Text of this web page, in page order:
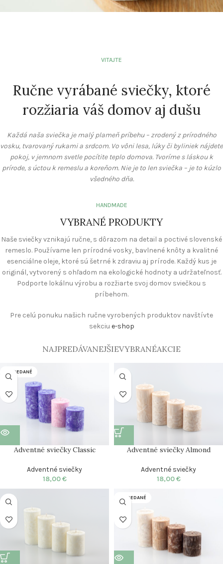
zobraziť viac
VITAJTE
Ručne vyrábané sviečky, ktoré
rozžiaria váš domov aj dušu
Každá naša sviečka je malý plameň príbehu – zrodený z prírodného
vosku, tvarovaný rukami a srdcom. Vo vôni lesa, lúky či byliniek nájdete
pokoj, v jemnom svetle pocítite teplo domova. Tvoríme s láskou k
prírode, s úctou k remeslu a koreňom. Nie je to len sviečka – je to kúzlo
všedného dňa.
HANDMADE
VYBRANÉ PRODUKTY
Naše sviečky vznikajú ručne, s dôrazom na detail a poctivé slovenské
remeslo. Používame len prírodné vosky, bavlnené knôty a kvalitné
esenciálne oleje, ktoré sú šetrné k zdraviu aj prírode. Každý kus je
originál, vytvorený s ohľadom na ekologické hodnoty a udržateľnosť.
Podporte lokálnu výrobu a rozžiarte svoj domov sviečkou s
príbehom.
Pre celú ponuku našich ručne vyrobených produktov navštívte
sekciu e-shop
NAJPREDÁVANEJŠIEVYBRANÉAKCIE
VYPREDANÉ
Adventné sviečky Classic
Adventné sviečky
18,00€
Adventné sviečky Almond
Adventné sviečky
18,00€
VYPREDANÉ